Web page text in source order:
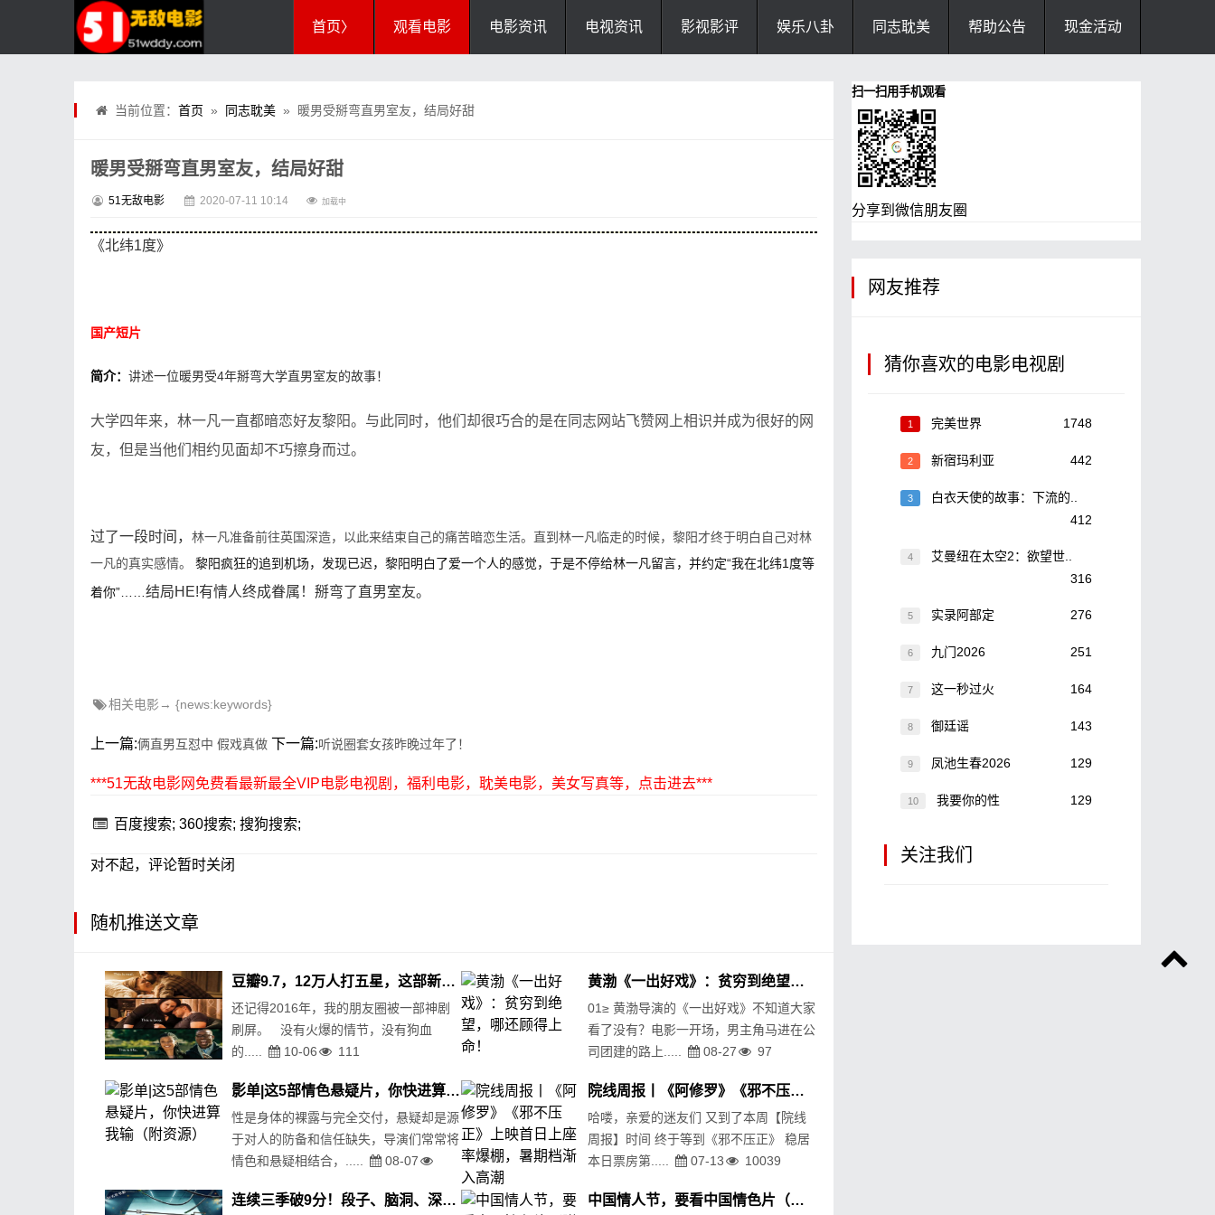
首页〉 观看电影 电影资讯 电视资讯 影视影评 娱乐八卦 同志耽美 帮助公告 现金活动
当前位置： 首页 » 同志耽美» 暖男受掰弯直男室友，结局好甜
暖男受掰弯直男室友，结局好甜
51无敌电影 2020-07-11 10:14 加载中
《北纬1度》
国产短片
简介： 讲述一位暖男受4年掰弯大学直男室友的故事！
大学四年来，林一凡一直都暗恋好友黎阳。与此同时，他们却很巧合的是在同志网站飞赞网上相识并成为很好的网
友，但是当他们相约见面却不巧擦身而过。
过了一段时间， 林一凡准备前往英国深造，以此来结束自己的痛苦暗恋生活。直到林一凡临走的时候，黎阳才终于明白自己对林
一凡的真实感情。
黎阳疯狂的追到机场，发现已迟，黎阳明白了爱一个人的感觉，于是不停给林一凡留言，并约定“我在北纬1度等
着你”…… 结局HE!有情人终成眷属！ 掰弯了直男室友。
相关电影→ {news:keywords}
上一篇:俩直男互怼中 假戏真做 下一篇:听说圈套女孩昨晚过年了！
***51无敌电影网免费看最新最全VIP电影电视剧，福利电影，耽美电影，美女写真等，点击进去***
百度搜索; 360搜索; 搜狗搜索;
对不起，评论暂时关闭
随机推送文章
黄渤《一出好戏》：贫穷到绝望，哪还顾得上命！
01≥ 黄渤导演的《一出好戏》不知道大家
看了没有？电影一开场，男主角马进在公
司团建的路上.....
08-27 97
豆瓣9.7，12万人打五星，这部新美剧才更了二集啊！
还记得2016年，我的朋友圈被一部神剧
刷屏。 没有火爆的情节，没有狗血
的.....
10-06 111
院线周报丨《阿修罗》《邪不压正》上映首日上座率爆棚，暑期档渐入高潮
哈喽，亲爱的迷友们 又到了本周【院线
周报】时间 终于等到《邪不压正》 稳居
本日票房第.....
07-13 10039
影单|这5部情色悬疑片，你快进算我输（附资源）
性是身体的裸露与完全交付，悬疑却是源
于对人的防备和信任缺失，导演们常常将
情色和悬疑相结合，.....
08-07
中国情人节，要看中国情色片（附资源）
连续三季破9分！段子、脑洞、深度全都有，这国产综艺果然不简单…
扫一扫用手机观看
分享到微信朋友圈
网友推荐
猜你喜欢的电影电视剧
1 完美世界 1748
2 新宿玛利亚 442
3
白衣天使的故事：下流的..
412
4
艾曼纽在太空2：欲望世..
316
5 实录阿部定 276
6 九门2026 251
7 这一秒过火 164
8 御廷谣 143
9 凤池生春2026 129
10 我要你的性 129
关注我们